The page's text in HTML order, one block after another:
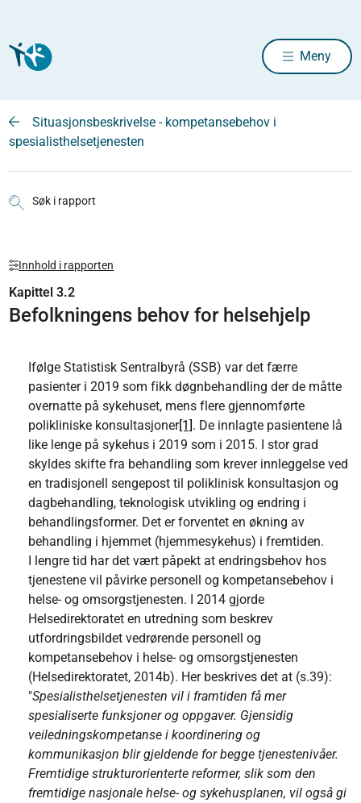
Meny
Situasjonsbeskrivelse - kompetansebehov i
spesialisthelsetjenesten
Søk i rapport
Innhold i rapporten
Kapittel 3.2
Befolkningens behov for helsehjelp
Ifølge Statistisk Sentralbyrå (SSB) var det færre
pasienter i 2019 som fikk døgnbehandling der de måtte
overnatte på sykehuset, mens flere gjennomførte
polikliniske konsultasjoner[1]. De innlagte pasientene lå
like lenge på sykehus i 2019 som i 2015. I stor grad
skyldes skifte fra behandling som krever innleggelse ved
en tradisjonell sengepost til poliklinisk konsultasjon og
dagbehandling, teknologisk utvikling og endring i
behandlingsformer. Det er forventet en økning av
behandling i hjemmet (hjemmesykehus) i fremtiden.
I lengre tid har det vært påpekt at endringsbehov hos
tjenestene vil påvirke personell og kompetansebehov i
helse- og omsorgstjenesten. I 2014 gjorde
Helsedirektoratet en utredning som beskrev
utfordringsbildet vedrørende personell og
kompetansebehov i helse- og omsorgstjenesten
(Helsedirektoratet, 2014b). Her beskrives det at (s.39):
"Spesialisthelsetjenesten vil i framtiden få mer
spesialiserte funksjoner og oppgaver. Gjensidig
veiledningskompetanse i koordinering og
kommunikasjon blir gjeldende for begge tjenestenivåer.
Fremtidige strukturorienterte reformer, slik som den
fremtidige nasjonale helse- og sykehusplanen, vil også gi